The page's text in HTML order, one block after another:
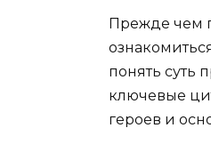
Прежде чем
понять суть
ключевые
героев и